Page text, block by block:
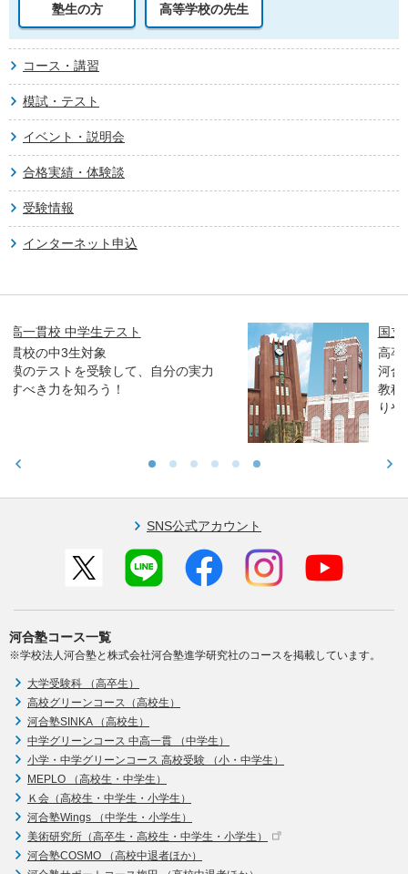
塾生の方 高等学校の先生
コース・講習
模試・テスト
イベント・説明会
合格実績・体験談
受験情報
インターネット申込
国立大入試オープン解説講義
高卒生／高校生対象
河合塾進学アドバイザーとプロ講師が、各
教科のポイントや合格者の傾向などをわか
りやすく解説します。
SNS公式アカウント
河合塾コース一覧
※学校法人河合塾と株式会社河合塾進学研究社のコースを掲載しています。
大学受験科 （高卒生）
高校グリーンコース（高校生）
河合塾SINKA （高校生）
中学グリーンコース 中高一貫 （中学生）
小学・中学グリーンコース 高校受験 （小・中学生）
MEPLO （高校生・中学生）
Ｋ会（高校生・中学生・小学生）
河合塾Wings （中学生・小学生）
美術研究所（高卒生・高校生・中学生・小学生）
河合塾COSMO （高校中退者ほか）